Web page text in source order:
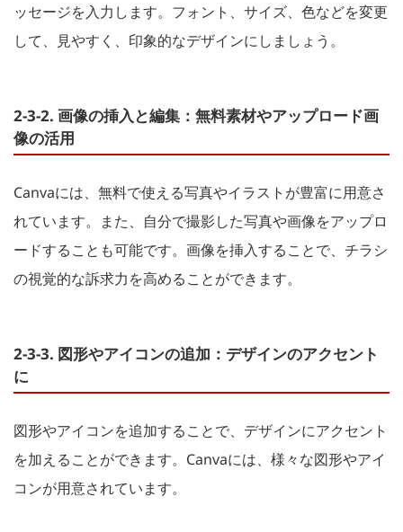
ッセージを入力します。フォント、サイズ、色などを変更
して、見やすく、印象的なデザインにしましょう。
2-3-2. 画像の挿入と編集：無料素材やアップロード画
像の活用
Canvaには、無料で使える写真やイラストが豊富に用意さ
れています。また、自分で撮影した写真や画像をアップロ
ードすることも可能です。画像を挿入することで、チラシ
の視覚的な訴求力を高めることができます。
2-3-3. 図形やアイコンの追加：デザインのアクセント
に
図形やアイコンを追加することで、デザインにアクセント
を加えることができます。Canvaには、様々な図形やアイ
コンが用意されています。